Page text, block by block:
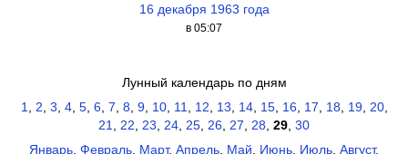
16 декабря 1963 года
в 05:07
Лунный календарь по дням
1
2 3 4, 5, 6, 7 8 9, 10, 11 12 13 14, 15, 16, 17 18 19, 20,
21
22 23 24 25 26 27 28 29 30
Январь Февраль Март, Апрель Май Июнь Июль Август,